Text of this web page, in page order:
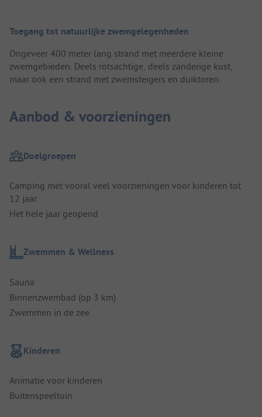
Toegang tot natuurlijke zwemgelegenheden
Ongeveer 400 meter lang strand met meerdere kleine
zwemgebieden. Deels rotsachtige, deels zanderige kust,
maar ook een strand met zwemsteigers en duiktoren.
Aanbod & voorzieningen
Doelgroepen
Camping met vooral veel voorzieningen voor kinderen tot
12 jaar
Het hele jaar geopend
Zwemmen & Wellness
Sauna
Binnenzwembad (op 3 km)
Zwemmen in de zee
Kinderen
Animatie voor kinderen
Buitenspeeltuin